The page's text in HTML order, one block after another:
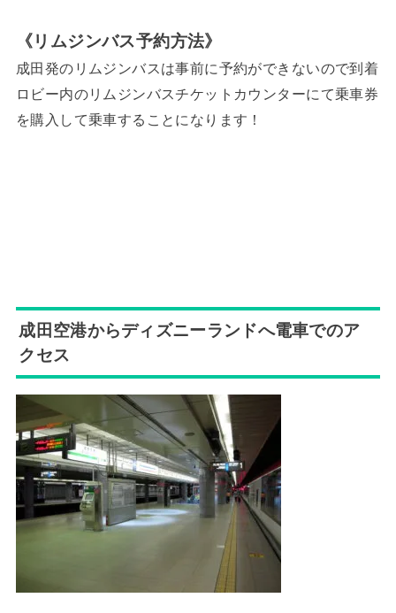
《リムジンバス予約方法》
成田発のリムジンバスは事前に予約ができないので到着
ロビー内のリムジンバスチケットカウンターにて乗車券
を購入して乗車することになります！
成田空港からディズニーランドへ電車でのア
クセス